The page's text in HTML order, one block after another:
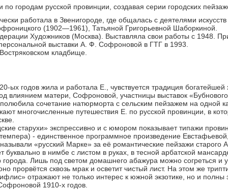
городам русской провинции, создавая серии городских
работала в Звенигороде, где общалась с деятелями
(1902—1961), Татьяной Григорьевной Шаборкиной.
Художников (Москва). Выставляла свои работы с 1948.
выставки А. Ф. Софроновой в ГТГ в 1993.
кладбище.
ых годов жила и работала Е., чувствуется традиция богатейшей
матери, Софроновой, участницы выставок
сочетание натюрморта с сельским пейзажем на одной
многочисленные путешествия Е. по русской провинции, в
старухи» экспрессивно и с юмором показывает типажи
- единственное программное произведение
«русский Марке» за её романтические пейзажи
в нимбе с листом в руках, в тесной арбатской
Лишь под светом домашнего абажура можно согреться и
прорвётся сквозь мрак и осветит чистый лист. На этом же
отражают не только интерес к южной экзотике, но и полны
1910-х годов.